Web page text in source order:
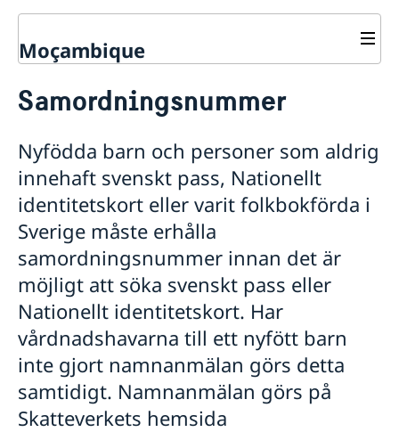
Moçambique
Hjälp till svenskar i Moçambique
Akut hjälp
Ekonomiskt nödställd
Om du blir sjuk eller råkar ut för en olycka
Dödsfall
Pass i Moçambique
Pass för vuxna
Pass för minderåringar
Samordningsnummer
Förlust av pass i Moçambique
Provisoriskt pass
Nationellt id-kort
Svenskt medborgarskap
Gifta sig i Moçambique
Avgifter
Legaliseringar
Reseinformation
Samordningsnummer
Nyfödda barn och personer som aldrig
innehaft svenskt pass, Nationellt
identitetskort eller varit folkbokförda i
Sverige måste erhålla
samordningsnummer innan det är
möjligt att söka svenskt pass eller
Nationellt identitetskort. Har
vårdnadshavarna till ett nyfött barn
inte gjort namnanmälan görs detta
samtidigt. Namnanmälan görs på
Skatteverkets hemsida